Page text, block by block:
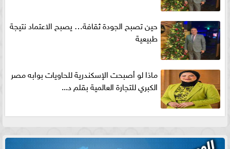
حين تصبح الجودة ثقافة… يصبح الاعتماد نتيجة
طبيعية
ماذا لو أصبحت الإسكندرية للحاويات بوابه مصر
الكبري للتجارة العالمية بقلم د...